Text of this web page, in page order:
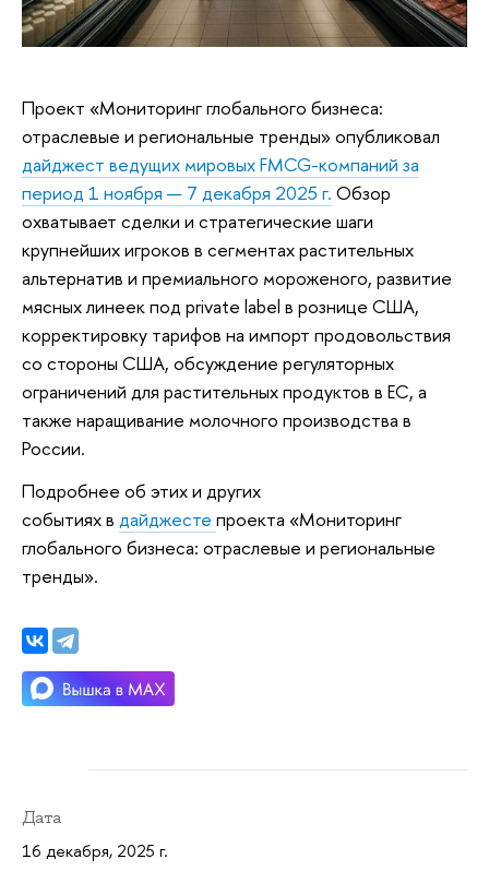
Проект «Мониторинг глобального бизнеса:
отраслевые и региональные тренды» опубликовал
дайджест ведущих мировых FMCG-компаний за
период 1 ноября — 7 декабря 2025 г. Обзор
охватывает сделки и стратегические шаги
крупнейших игроков в сегментах растительных
альтернатив и премиального мороженого, развитие
мясных линеек под private label в рознице США,
корректировку тарифов на импорт продовольствия
со стороны США, обсуждение регуляторных
ограничений для растительных продуктов в ЕС, а
также наращивание молочного производства в
России.
Подробнее об этих и других
событиях в дайджесте проекта «Мониторинг
глобального бизнеса: отраслевые и региональные
тренды».
Дата
16 декабря, 2025 г.